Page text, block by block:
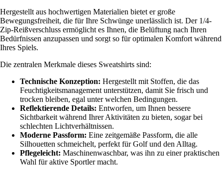
Hergestellt aus hochwertigen Materialien bietet er große
Bewegungsfreiheit, die für Ihre Schwünge unerlässlich ist. Der 1/4-
Zip-Reißverschluss ermöglicht es Ihnen, die Belüftung nach Ihren
Bedürfnissen anzupassen und sorgt so für optimalen Komfort während
Ihres Spiels.
Die zentralen Merkmale dieses Sweatshirts sind:
Technische Konzeption: Hergestellt mit Stoffen, die das
Feuchtigkeitsmanagement unterstützen, damit Sie frisch und
trocken bleiben, egal unter welchen Bedingungen.
Reflektierende Details: Entworfen, um Ihnen bessere
Sichtbarkeit während Ihrer Aktivitäten zu bieten, sogar bei
schlechten Lichtverhältnissen.
Moderne Passform: Eine zeitgemäße Passform, die alle
Silhouetten schmeichelt, perfekt für Golf und den Alltag.
Pflegeleicht: Maschinenwaschbar, was ihn zu einer praktischen
Wahl für aktive Sportler macht.